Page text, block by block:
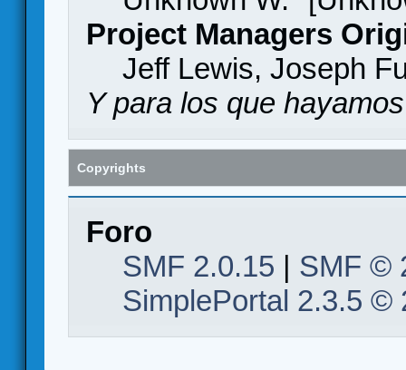
Project Managers
Jeff Lewis, Joseph
Y para los que
Copyrights
Foro
SMF 2.0.15 | SMF ©
SimplePortal 2.3.5 ©